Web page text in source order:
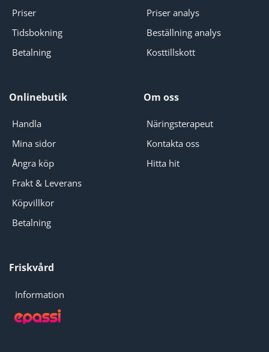
Priser
Tidsbokning
Betalning
Priser analys
Beställning analys
Kosttillskott
Onlinebutik
Handla
Mina sidor
Ångra köp
Frakt & Leverans
Köpvillkor
Betalning
Om oss
Näringsterapeut
Kontakta oss
Hitta hit
Friskvård
Information